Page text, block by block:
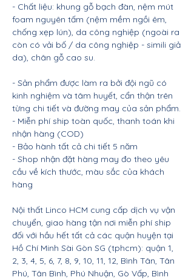
- Chất liệu: khung gỗ bạch đàn, nệm mút
foam nguyên tấm (nệm mềm ngồi êm,
chống xẹp lún), da công nghiệp (ngoài ra
còn có vải bố / da công nghiệp - simili giả
da), chân gỗ cao su.
- Sản phẩm được làm ra bởi đội ngũ có
kinh nghiệm và tâm huyết, cẩn thận trên
từng chi tiết và đường may của sản phẩm.
- Miễn phí ship toàn quốc, thanh toán khi
nhận hàng (COD)
- Bảo hành tất cả chi tiết 5 năm
- Shop nhận đặt hàng may đo theo yêu
cầu về kích thước, màu sắc của khách
hàng
Nội thất Linco HCM cung cấp dịch vụ vận
chuyển, giao hàng tận nơi miễn phí ship
đối với hầu hết tất cả các quận huyện tại
Hồ Chí Minh Sài Gòn SG (tphcm): quận 1,
2, 3, 4, 5, 6, 7, 8, 9, 10, 11, 12, Bình Tân, Tân
Phú, Tân Bình, Phú Nhuận, Gò Vấp, Bình